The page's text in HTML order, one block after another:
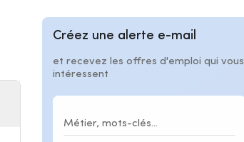
Créez une alerte e-mail
et recevez les offres d'emploi qui vous
intéressent